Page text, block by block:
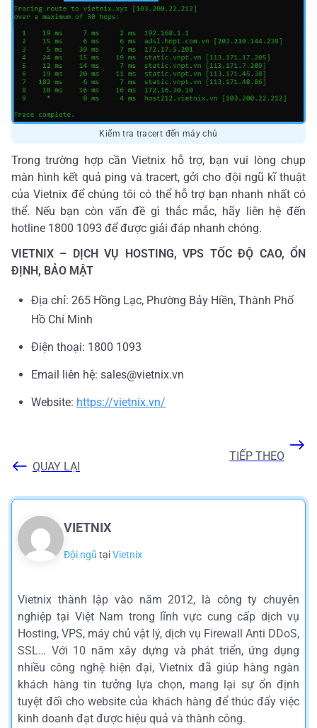
Kiểm tra tracert đến máy chủ
Trong trường hợp cần Vietnix hỗ trợ, bạn vui lòng chụp
màn hình kết quả ping và tracert, gởi cho đội ngũ kĩ thuật
của Vietnix để chúng tôi có thể hỗ trợ bạn nhanh nhất có
thể. Nếu bạn còn vấn đề gì thắc mắc, hãy liên hệ đến
hotline 1800 1093 để được giải đáp nhanh chóng.
VIETNIX – DỊCH VỤ HOSTING, VPS TỐC ĐỘ CAO, ỔN
ĐỊNH, BẢO MẬT
Địa chỉ: 265 Hồng Lạc, Phường Bảy Hiền, Thành Phố
Hồ Chí Minh
Điện thoại: 1800 1093
Email liên hệ: sales@vietnix.vn
Website: https://vietnix.vn/
QUAY LẠI
TIẾP THEO
VIETNIX
Đội ngũ tạiVietnix
Vietnix thành lập vào năm 2012, là công ty chuyên
nghiệp tại Việt Nam trong lĩnh vực cung cấp dịch vụ
Hosting, VPS, máy chủ vật lý, dịch vụ Firewall Anti DDoS,
SSL… Với 10 năm xây dựng và phát triển, ứng dụng
nhiều công nghệ hiện đại, Vietnix đã giúp hàng ngàn
khách hàng tin tưởng lựa chọn, mang lại sự ổn định
tuyệt đối cho website của khách hàng để thúc đẩy việc
kinh doanh đạt được hiệu quả và thành công.